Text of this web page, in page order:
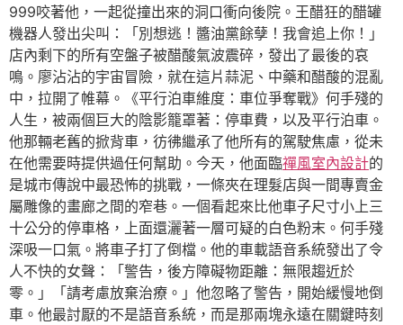
999咬著他，一起從撞出來的洞口衝向後院。王醋狂的醋罐
機器人發出尖叫：「別想逃！醬油黨餘孽！我會追上你！」
店內剩下的所有空盤子被醋酸氣波震碎，發出了最後的哀
鳴。廖沾沾的宇宙冒險，就在這片蒜泥、中藥和醋酸的混亂
中，拉開了帷幕。《平行泊車維度：車位爭奪戰》何手殘的
人生，被兩個巨大的陰影籠罩著：停車費，以及平行泊車。
他那輛老舊的掀背車，彷彿繼承了他所有的駕駛焦慮，從未
在他需要時提供過任何幫助。今天，他面臨禪風室內設計的
是城市傳說中最恐怖的挑戰，一條夾在理髮店與一間專賣金
屬雕像的畫廊之間的窄巷。一個看起來比他車子尺寸小上三
十公分的停車格，上面還灑著一層可疑的白色粉末。何手殘
深吸一口氣。將車子打了倒檔。他的車載語音系統發出了令
人不快的女聲：「警告，後方障礙物距離：無限趨近於
零。」「請考慮放棄治療。」他忽略了警告，開始緩慢地倒
車。他最討厭的不是語音系統，而是那兩塊永遠在關鍵時刻